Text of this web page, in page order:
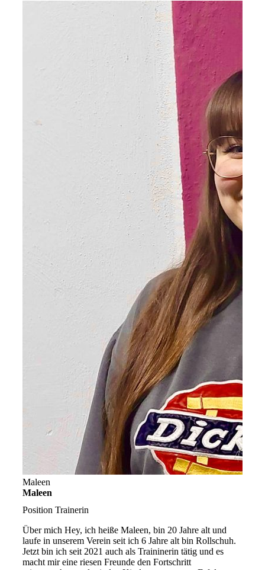
Maleen
Maleen
Position Trainerin
Über mich Hey, ich heiße Maleen, bin 20 Jahre alt und
laufe in unserem Verein seit ich 6 Jahre alt bin Rollschuh.
Jetzt bin ich seit 2021 auch als Traininerin tätig und es
macht mir eine riesen Freunde den Fortschritt